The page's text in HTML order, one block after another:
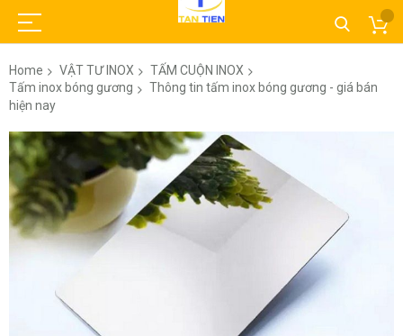
Home VẬT TƯ INOX
TẤM CUỘN INOX
Tấm inox bóng gương
Thông tin tấm inox bóng gương - giá bán
hiện nay
Skip
to
the
end
of
the
images
gallery